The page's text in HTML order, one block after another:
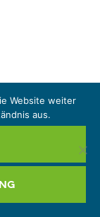
Website weiter
aus.